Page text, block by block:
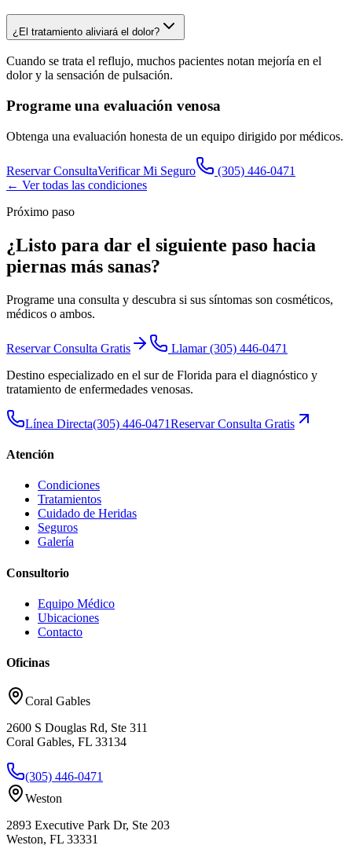
¿El tratamiento aliviará el dolor?
Cuando se trata el reflujo, muchos pacientes notan mejoría en el
dolor y la sensación de pulsación.
Programe una evaluación venosa
Obtenga una evaluación honesta de un equipo dirigido por médicos.
Reservar ConsultaVerificar Mi Seguro
(305) 446-0471
← Ver todas las condiciones
Próximo paso
¿Listo para dar el siguiente paso hacia
piernas más sanas?
Programe una consulta y descubra si sus síntomas son cosméticos,
médicos o ambos.
Reservar Consulta Gratis Llamar(305) 446-0471
Destino especializado en el sur de Florida para el diagnóstico y
tratamiento de enfermedades venosas.
Línea Directa(305) 446-0471Reservar Consulta Gratis
Atención
Condiciones
Tratamientos
Cuidado de Heridas
Seguros
Galería
Consultorio
Equipo Médico
Ubicaciones
Contacto
Oficinas
Coral Gables
2600 S Douglas Rd, Ste 311
Coral Gables, FL 33134
(305) 446-0471
Weston
2893 Executive Park Dr, Ste 203
Weston, FL 33331